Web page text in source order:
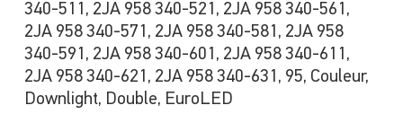
340-511, 2JA 958 340-521, 2JA 958 340-561,
2JA 958 340-571, 2JA 958 340-581, 2JA 958
340-591, 2JA 958 340-601, 2JA 958 340-611,
2JA 958 340-621, 2JA 958 340-631, 95, Couleur,
Downlight, Double, EuroLED